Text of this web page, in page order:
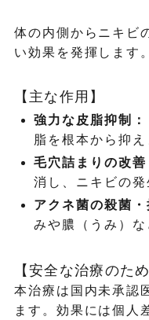
体の内側からニキビ
い効果を発揮します。
【主な作用】
強力な皮脂抑制：
脂を根本から抑え
毛穴詰まりの改善
消し、ニキビの発
アクネ菌の殺菌・
みや膿（うみ）な
【安全な治療のた
本治療は国内未承認
ます。効果には個人